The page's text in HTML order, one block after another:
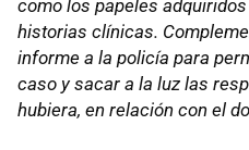
como los papeles
historias clínicas.
informe a la policía para
caso y sacar a la luz las
hubiera, en relación con el